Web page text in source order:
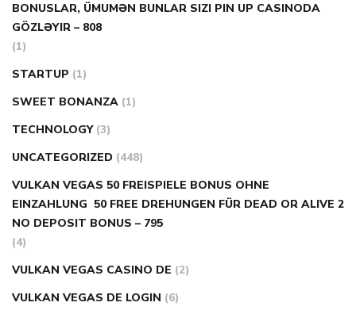
BONUSLAR, ÜMUMƏN BUNLAR SIZI PIN UP CASINODA
GÖZLƏYIR – 808
(1)
STARTUP (1)
SWEET BONANZA (1)
TECHNOLOGY (3)
UNCATEGORIZED (448)
VULKAN VEGAS 50 FREISPIELE BONUS OHNE
EINZAHLUNG ️ 50 FREE DREHUNGEN FÜR DEAD OR ALIVE 2
NO DEPOSIT BONUS – 795
(4)
VULKAN VEGAS CASINO DE (2)
VULKAN VEGAS DE LOGIN (6)